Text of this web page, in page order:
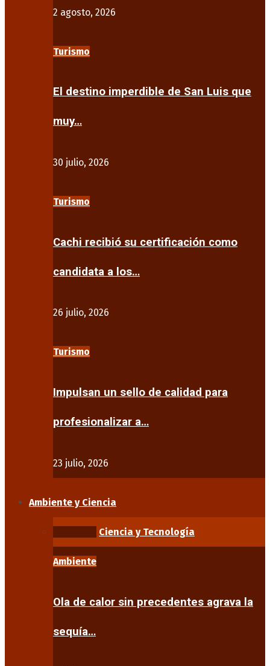
2 agosto, 2026
Turismo
El destino imperdible de San Luis que
muy…
30 julio, 2026
Turismo
Cachi recibió su certificación como
candidata a los…
26 julio, 2026
Turismo
Impulsan un sello de calidad para
profesionalizar a…
23 julio, 2026
Ambiente y Ciencia
Ciencia y Tecnología
Ambiente
Ola de calor sin precedentes agrava la
sequía…